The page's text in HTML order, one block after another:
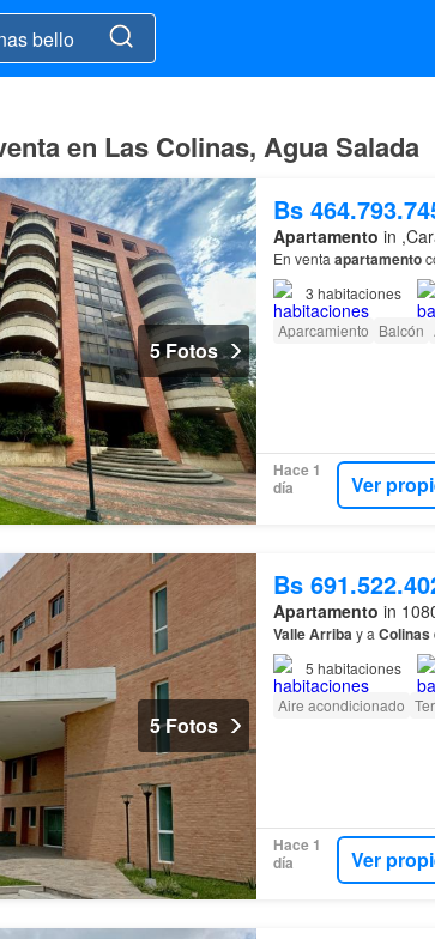
en Las Colinas, Agua Salada
5 Fotos
Bs
Apartamento in
En venta apartamento
3 habitaciones
Aparcamiento Balcón
Hace 1
día
Ver
5 Fotos
Bs
Apartamento in
ValleArribay a Colinas
5 habitaciones
Aire acondicionado
Hace 1
día
Ver